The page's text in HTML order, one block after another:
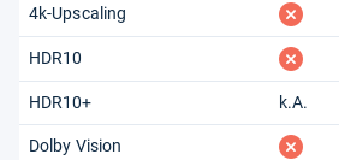
4k-Upscaling fehlt
HDR10 fehlt
HDR10+ k.A.
Dolby Vision fehlt